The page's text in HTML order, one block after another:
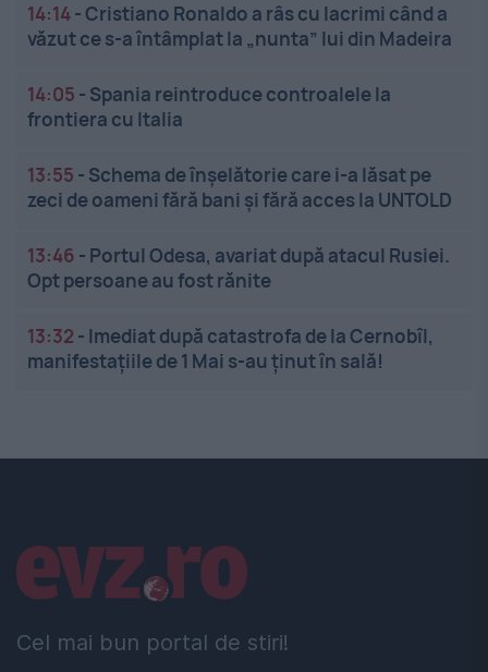
14:14-Cristiano Ronaldo a râs cu lacrimi când a
văzut ce s-a întâmplat la „nunta” lui din Madeira
14:05 - Spania reintroduce controalele la
frontiera cu Italia
13:55 - Schema de înșelătorie care i-a lăsat pe
zeci de oameni fără bani și fără acces la UNTOLD
13:46 - Portul Odesa, avariat după atacul Rusiei.
Opt persoane au fost rănite
13:32 - Imediat după catastrofa de la Cernobîl,
manifestațiile de 1 Mai s-au ținut în sală!
Cel mai bun portal de stiri!
Linkuri utile